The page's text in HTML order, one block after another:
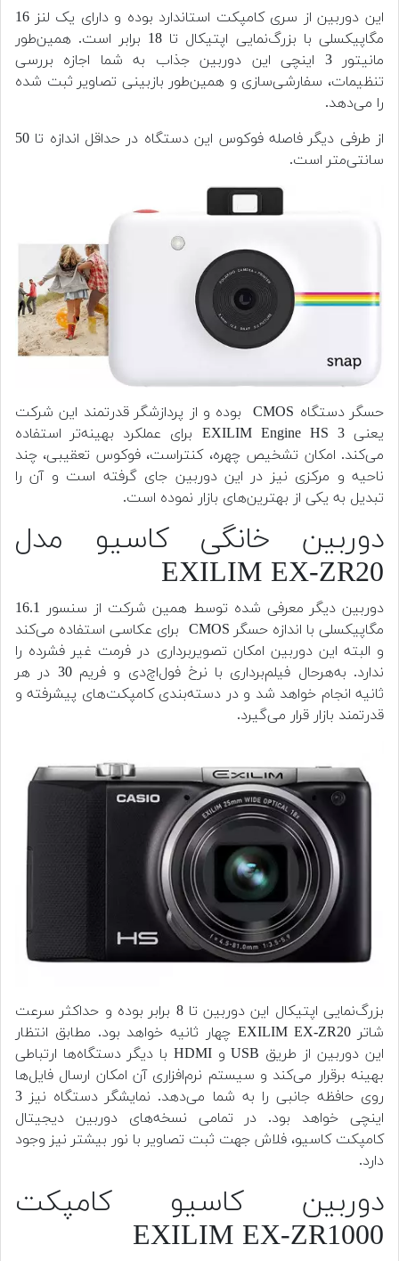
این دوربین از سری کامپکت استاندارد بوده و دارای یک لنز 16
مگاپیکسلی با بزرگ‌نمایی اپتیکال تا 18 برابر است. همین‌طور
مانیتور 3 اینچی این دوربین جذاب به شما اجازه بررسی
تنظیمات، سفارشی‌سازی و همین‌طور بازبینی تصاویر ثبت شده
را می‌دهد.
از طرفی دیگر فاصله فوکوس این دستگاه در حداقل اندازه تا 50
سانتی‌متر است.
حسگر دستگاه CMOS بوده و از پردازشگر قدرتمند این شرکت
یعنی EXILIM Engine HS 3 برای عملکرد بهینه‌تر استفاده
می‌کند. امکان تشخیص چهره، کنتراست، فوکوس تعقیبی، چند
ناحیه و مرکزی نیز در این دوربین جای گرفته است و آن را
تبدیل به یکی از بهترین‌های بازار نموده است.
دوربین خانگی کاسیو مدل
EXILIM EX-ZR20
دوربین دیگر معرفی شده توسط همین شرکت از سنسور 16.1
مگاپیکسلی با اندازه حسگر CMOS برای عکاسی استفاده می‌کند
و البته این دوربین امکان تصویربرداری در فرمت غیر فشرده را
ندارد. به‌هرحال فیلم‌برداری با نرخ فول‌اچ‌دی و فریم 30 در هر
ثانیه انجام خواهد شد و در دسته‌بندی کامپکت‌های پیشرفته و
قدرتمند بازار قرار می‌گیرد.
بزرگ‌نمایی اپتیکال این دوربین تا 8 برابر بوده و حداکثر سرعت
شاتر EXILIM EX-ZR20 چهار ثانیه خواهد بود. مطابق انتظار
این دوربین از طریق USB و HDMI با دیگر دستگاه‌ها ارتباطی
بهینه برقرار می‌کند و سیستم نرم‌افزاری آن امکان ارسال فایل‌ها
روی حافظه جانبی را به شما می‌دهد. نمایشگر دستگاه نیز 3
اینچی خواهد بود. در تمامی نسخه‌های دوربین دیجیتال
کامپکت کاسیو، فلاش جهت ثبت تصاویر با نور بیشتر نیز وجود
دارد.
دوربین کاسیو کامپکت
EXILIM EX-ZR1000